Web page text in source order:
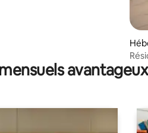
la base de 3 commentaires : 5
avantageux